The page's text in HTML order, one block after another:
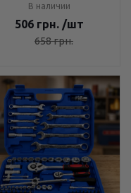
В наличии
506 грн. /шт
658грн.